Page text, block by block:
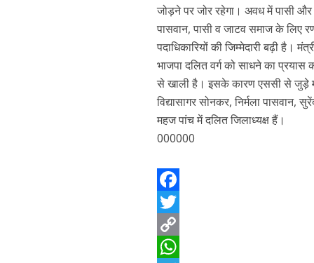
जोड़ने पर जोर रहेगा। अवध में पासी
पासवान, पासी व जाटव समाज के लिए
पदाधिकारियों की जिम्मेदारी बढ़ी है।
भाजपा दलित वर्ग को साधने का
से खाली है। इसके कारण एससी से जुड़े
विद्यासागर सोनकर, निर्मला
महज पांच में दलित जिलाध्यक्ष हैं।
000000
F
a
c
T
w
C